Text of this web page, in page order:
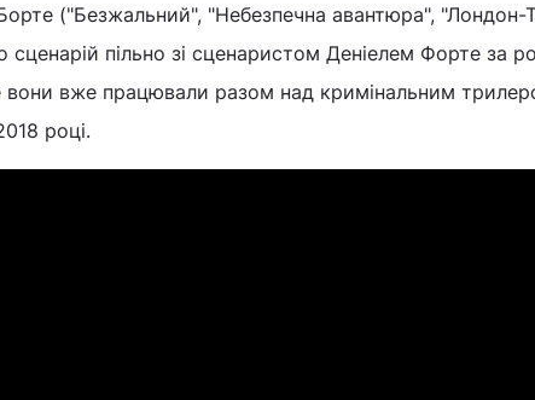
("Безжальний", "Небезпечна авантюра", "Лондон-
пільно зі сценаристом Деніелем Форте за
вони вже працювали разом над кримінальним
році.